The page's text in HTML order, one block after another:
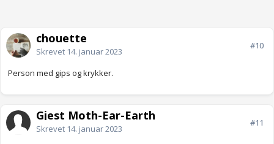
chouette
Skrevet 14. januar 2023
#10
Person med gips og krykker.
Gjest Moth-Ear-Earth
Skrevet 14. januar 2023
#11